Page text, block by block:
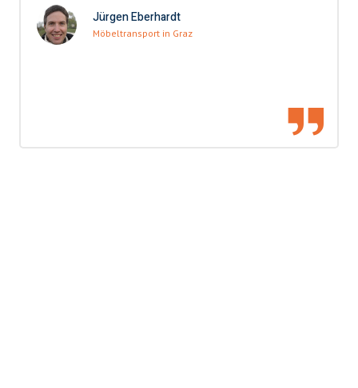
Jürgen Eberhardt
Möbeltransport in Graz